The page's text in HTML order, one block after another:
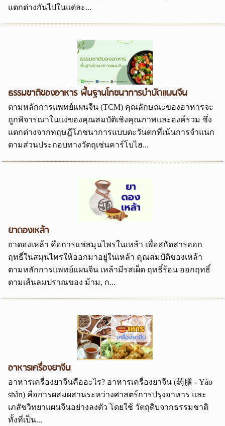
แตกต่างกันไปในแต่ละ...
ธรรมชาติของอาหาร พื้นฐานโภชนาการบำบัดแผนจีน
ตามหลักการแพทย์แผนจีน (TCM) คุณลักษณะของอาหารจะ
ถูกพิจารณาในแง่ของคุณสมบัติเชิงคุณภาพและองค์รวม ซึ่ง
แตกต่างจากทฤษฎีโภชนาการแบบตะวันตกที่เน้นการจำแนก
ตามส่วนประกอบทางวัตถุเช่นคาร์โบไฮ...
ยาดองเหล้า
ยาดองเหล้า คือการแช่สมุนไพรในเหล้า เพื่อสกัดสารออก
ฤทธิ์ในสมุนไพรให้ออกมาอยู่ในเหล้า คุณสมบัติของเหล้า
ตามหลักการแพทย์แผนจีน เหล้ามีรสเผ็ด ฤทธิ์ร้อน ออกฤทธิ์
ตามเส้นลมปราณของ ม้าม, ก...
อาหารเครื่องยาจีน
อาหารเครื่องยาจีนคืออะไร? อาหารเครื่องยาจีน (药膳 - Yào
shàn) คือการผสมผสานระหว่างศาสตร์การปรุงอาหาร และ
เภสัชวิทยาแผนจีนอย่างลงตัว โดยใช้ วัตถุดิบจากธรรมชาติ
ทั้งที่เป็น...